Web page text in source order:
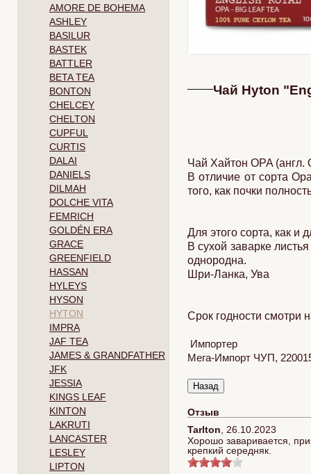
AMORE DE BOHEMA
ASHLEY
BASILUR
BASTEK
BATTLER
BETA TEA
BONTON
CHELCEY
CHELTON
CUPFUL
CURTIS
DALAI
DANIELS
DILMAH
DOLCHE VITA
FEMRICH
GOLDÉN ERA
GRACE
GREENFIELD
HASSAN
HYLEYS
HYSON
HYTON
IMPRA
JAF TEA
JAMES & GRANDFATHER
JFK
JESSIA
KINGS LEAF
KINTON
LAKRUTI
LANCASTER
LESLEY
LIPTON
Чай Hyton
Чай Хайтон OPA
В отличие от сорта
того, как почки
Для этого сорта, как и
В сухой заварке
однородна.
Шри-Ланка, Ува
Срок годности смотри
Импортер
Мега-Импорт ЧУП,
Отзыв
Tarlton
26.10.2023
Хорошо заваривается,
крепкий середняк.